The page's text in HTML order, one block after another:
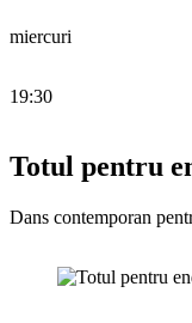
miercuri
19:30
Totul pentru
Dans contemporan